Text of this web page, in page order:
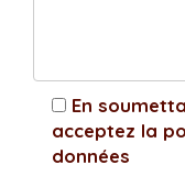
En
acceptez la
données